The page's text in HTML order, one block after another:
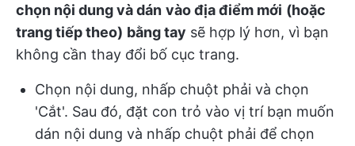
chọn nội dung và dán vào địa điểm mới (hoặc
trang tiếp theo) bằng tay sẽ hợp lý hơn, vì bạn
không cần thay đổi bố cục trang.
Chọn nội dung, nhấp chuột phải và chọn
'Cắt'. Sau đó, đặt con trỏ vào vị trí bạn muốn
dán nội dung và nhấp chuột phải để chọn